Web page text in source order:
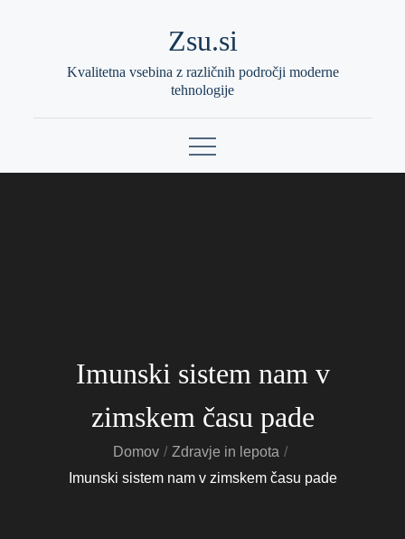
Zsu.si
Kvalitetna vsebina z različnih področji moderne
tehnologije
Imunski sistem nam v
zimskem času pade
Domov
Zdravje in lepota
Imunski sistem nam v zimskem času pade